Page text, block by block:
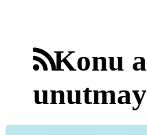
Konu